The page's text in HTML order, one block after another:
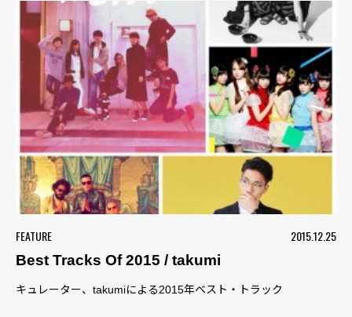
FEATURE
2015.12.25
Best Tracks Of 2015 / takumi
キュレーター、takumiによる2015年ベスト・トラック